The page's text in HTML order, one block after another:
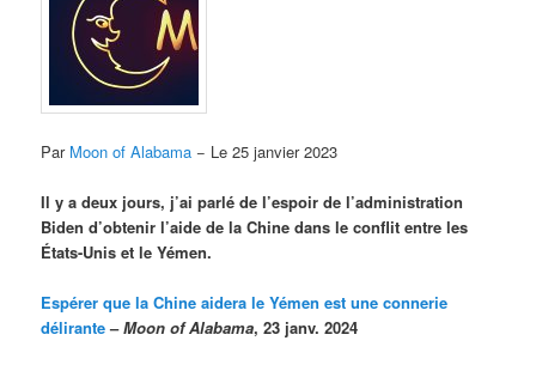
Par Moon of Alabama − Le 25 janvier 2023
Il y a deux jours, j’ai parlé de l’espoir de l’administration
Biden d’obtenir l’aide de la Chine dans le conflit entre les
États-Unis et le Yémen.
Espérer que la Chine aidera le Yémen est une connerie
délirante–Moon of Alabama, 23 janv. 2024